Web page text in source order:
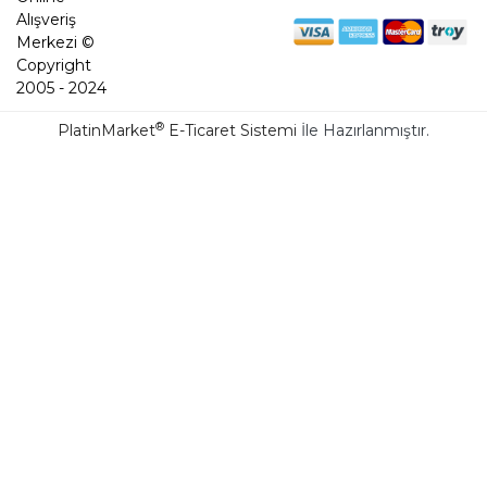
Alışveriş
Merkezi ©
Copyright
2005 - 2024
PlatinMarket® E-Ticaret Sistemi İle Hazırlanmıştır.